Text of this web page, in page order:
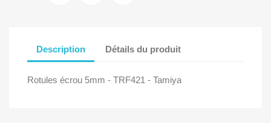
Description Détails du produit
Rotules écrou 5mm - TRF421 - Tamiya